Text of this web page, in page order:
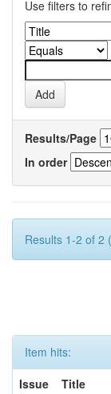
Use filters to
Results/Page
In order
Results 1-2 of 2
Item hits:
Issue
Title